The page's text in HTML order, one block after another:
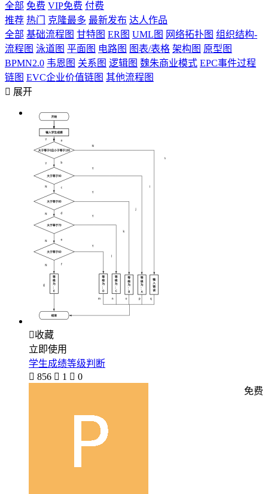
全部 免费 VIP免费 付费
推荐 热门 克隆最多 最新发布 达人作品
全部 基础流程图 甘特图 ER图 UML图 网络拓扑图 组织结构-
流程图 泳道图 平面图 电路图 图表/表格 架构图 原型图
BPMN2.0 韦恩图 关系图 逻辑图 魏朱商业模式 EPC事件过程
链图 EVC企业价值链图 其他流程图
 展开
收藏
立即使用
学生成绩等级判断
 856  1  0
免费